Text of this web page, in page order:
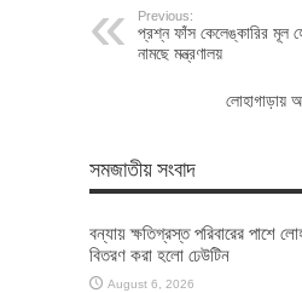
Previous:
প্রশ্ন ফাঁস কেলেঙ্কারির মূল
নামছে মন্ত্রণালয়
লোহাগাড়ায়
সমজাতীয় সংবাদ
বন্যায় ক্ষতিগ্রস্ত পরিবারের পাশে
বিতরণ করা হলো ঢেউটিন
August 6, 2026